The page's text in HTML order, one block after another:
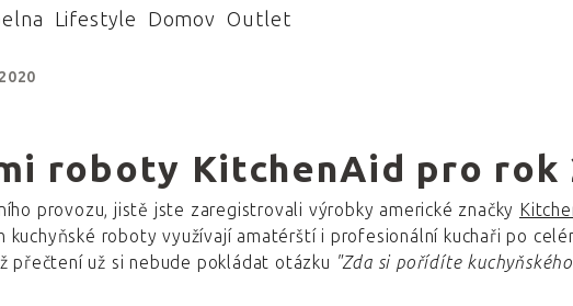
Lifestyle Domov Outlet
roboty KitchenAid pro rok
provozu, jistě jste zaregistrovali výrobky americké značky
kuchyňské roboty využívají amatérští i profesionální kuchaři po
přečtení už si nebude pokládat otázku "Zda si pořídíte